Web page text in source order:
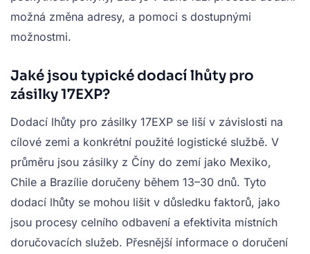
možná změna adresy, a pomoci s dostupnými
možnostmi.
Jaké jsou typické dodací lhůty pro
zásilky 17EXP?
Dodací lhůty pro zásilky 17EXP se liší v závislosti na
cílové zemi a konkrétní použité logistické službě. V
průměru jsou zásilky z Číny do zemí jako Mexiko,
Chile a Brazílie doručeny během 13–30 dnů. Tyto
dodací lhůty se mohou lišit v důsledku faktorů, jako
jsou procesy celního odbavení a efektivita místních
doručovacích služeb. Přesnější informace o doručení